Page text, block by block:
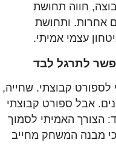
חווה תחושת
אחרות. ותחושת
עצמי אמיתי.
לתרגל לבד
לספורט קבוצתי. שחייה,
אבל ספורט קבוצתי
הצורך האמיתי לסמוך
מבנה המשחק מחייב